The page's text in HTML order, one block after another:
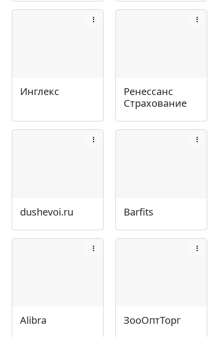
Инглекс
Ренессанс
Страхование
dushevoi.ru Barfits
Alibra ЗооОптТорг